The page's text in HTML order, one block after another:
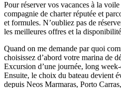
Pour réserver vos vacances à la
compagnie de charter réputée et
et formules. N’oubliez pas de
les meilleures offres et la
Quand on me demande par quoi
choisissez d’abord votre marina de
Excursion d’une journée, long
Ensuite, le choix du bateau devient
depuis Neos Marmaras, Porto